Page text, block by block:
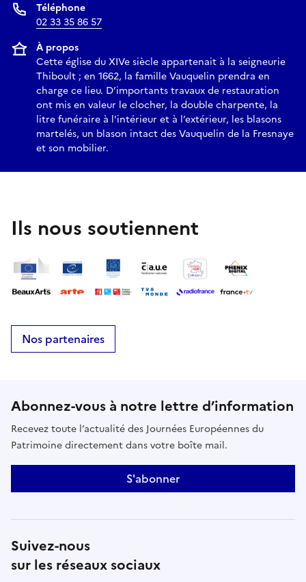
Téléphone
02 33 35 86 57
À propos
Cette église du XIVe siècle appartenait à la seigneurie
Thiboult ; en 1662, la famille Vauquelin prendra en
charge ce lieu. D’importants travaux de restauration
ont mis en valeur le clocher, la double charpente, la
litre funéraire à l’intérieur et à l’extérieur, les blasons
martelés, un blason intact des Vauquelin de la Fresnaye
et son mobilier.
Ils nous soutiennent
Nos partenaires
Abonnez-vous à notre lettre d’information
Recevez toute l’actualité des Journées Européennes du
Patrimoine directement dans votre boîte mail.
S'abonner
Suivez-nous
sur les réseaux sociaux